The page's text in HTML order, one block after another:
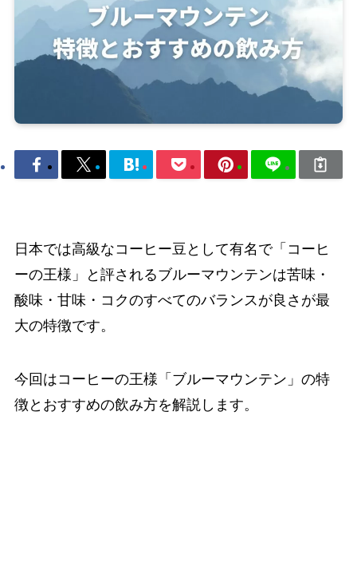
日本では高級なコーヒー豆として有名で「コーヒ
ーの王様」と評されるブルーマウンテンは苦味・
酸味・甘味・コクのすべてのバランスが良さが最
大の特徴です。
今回はコーヒーの王様「ブルーマウンテン」の特
徴とおすすめの飲み方を解説します。